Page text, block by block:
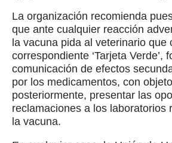
La organización recomienda
que ante cualquier reacción
la vacuna pida al veterinario que
correspondiente ‘Tarjeta Verde’,
comunicación de efectos
por los medicamentos, con
posteriormente, presentar las
reclamaciones a los laboratorios
la vacuna.